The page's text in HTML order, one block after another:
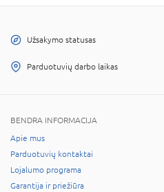
Užsakymo statusas
Parduotuvių darbo laikas
BENDRA INFORMACIJA
Apie mus
Parduotuvių kontaktai
Lojalumo programa
Garantija ir priežiūra